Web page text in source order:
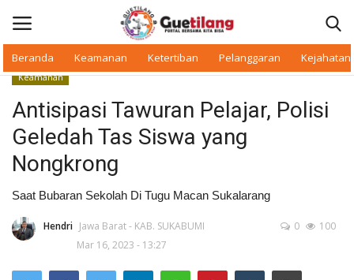
Beranda Keamanan Ketertiban Pelanggaran Kejahatan
Beranda
Daerah
Makan Bergizi
Keamanan
Antisipasi Tawuran Pelajar, Polisi
Geledah Tas Siswa yang
Nongkrong
Saat Bubaran Sekolah Di Tugu Macan Sukalarang
Hendri Jawa Barat - KAB. SUKABUMI
Mar 16, 2023 - 13:27
0 100